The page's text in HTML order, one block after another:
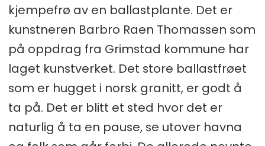
kjempefrø av en ballastplante. Det er
kunstneren Barbro Raen Thomassen som
på oppdrag fra Grimstad kommune har
laget kunstverket. Det store ballastfrøet
som er hugget i norsk granitt, er godt å
ta på. Det er blitt et sted hvor det er
naturlig å ta en pause, se utover havna